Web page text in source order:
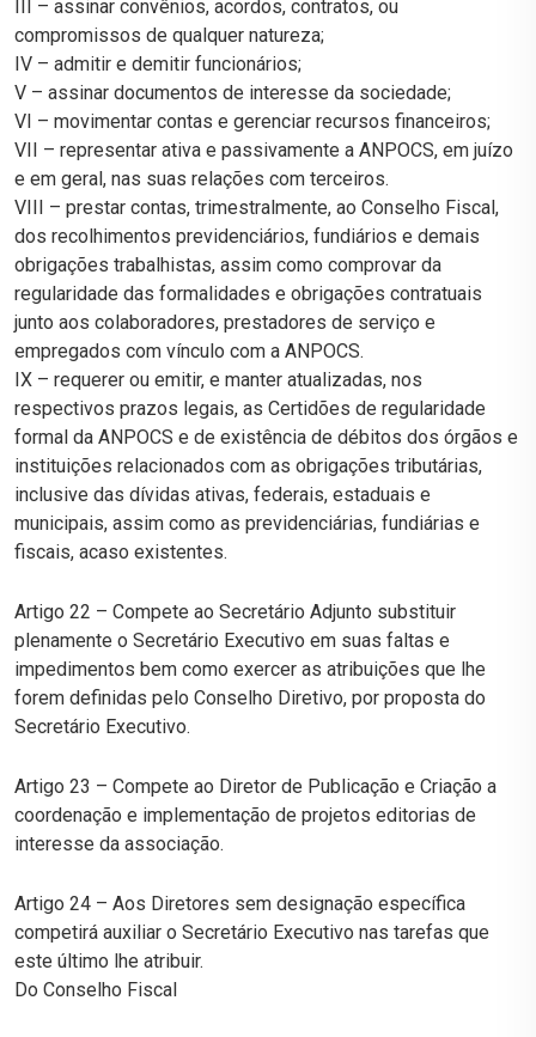
III – assinar convênios, acordos, contratos, ou
compromissos de qualquer natureza;
IV – admitir e demitir funcionários;
V – assinar documentos de interesse da sociedade;
VI – movimentar contas e gerenciar recursos financeiros;
VII – representar ativa e passivamente a ANPOCS, em juízo
e em geral, nas suas relações com terceiros.
VIII – prestar contas, trimestralmente, ao Conselho Fiscal,
dos recolhimentos previdenciários, fundiários e demais
obrigações trabalhistas, assim como comprovar da
regularidade das formalidades e obrigações contratuais
junto aos colaboradores, prestadores de serviço e
empregados com vínculo com a ANPOCS.
IX – requerer ou emitir, e manter atualizadas, nos
respectivos prazos legais, as Certidões de regularidade
formal da ANPOCS e de existência de débitos dos órgãos e
instituições relacionados com as obrigações tributárias,
inclusive das dívidas ativas, federais, estaduais e
municipais, assim como as previdenciárias, fundiárias e
fiscais, acaso existentes.
Artigo 22 – Compete ao Secretário Adjunto substituir
plenamente o Secretário Executivo em suas faltas e
impedimentos bem como exercer as atribuições que lhe
forem definidas pelo Conselho Diretivo, por proposta do
Secretário Executivo.
Artigo 23 – Compete ao Diretor de Publicação e Criação a
coordenação e implementação de projetos editorias de
interesse da associação.
Artigo 24 – Aos Diretores sem designação específica
competirá auxiliar o Secretário Executivo nas tarefas que
este último lhe atribuir.
Do Conselho Fiscal